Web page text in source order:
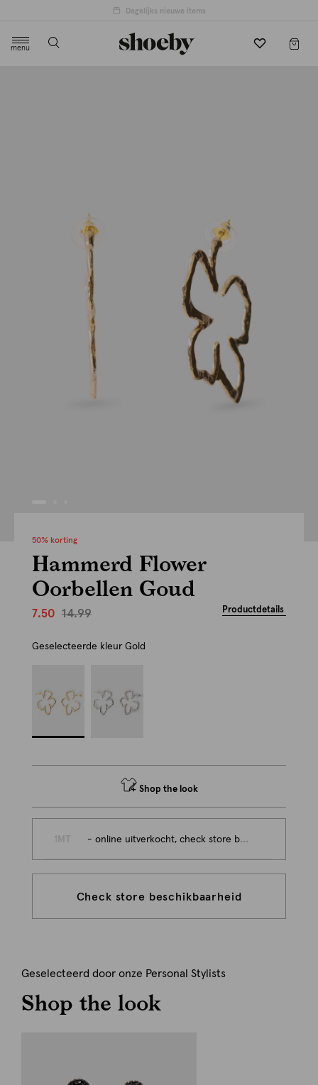
Dagelijks nieuwe items
menu
50% korting
Hammerd Flower
Oorbellen Goud
7.50 14.99 Productdetails
Geselecteerde kleur Gold
Shop the look
- online uitverkocht, check store beschikbaarheid
Check store beschikbaarheid
Geselecteerd door onze Personal Stylists
Shop the look